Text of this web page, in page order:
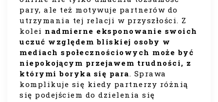
pary, ale też motywuje partnerów do
utrzymania tej relacji w przyszłości. Z
kolei nadmierne eksponowanie swoich
uczuć względem bliskiej osoby w
mediach społecznościowych może być
niepokojącym przejawem trudności, z
którymi boryka się para. Sprawa
komplikuje się kiedy partnerzy różnią
się podejściem do dzielenia się